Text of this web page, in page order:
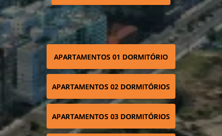
APARTAMENTOS 01 DORMITÓRIO
APARTAMENTOS 02 DORMITÓRIOS
APARTAMENTOS 03 DORMITÓRIOS